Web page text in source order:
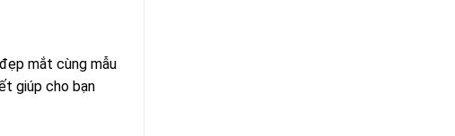
mắt cùng mẫu
giúp cho bạn